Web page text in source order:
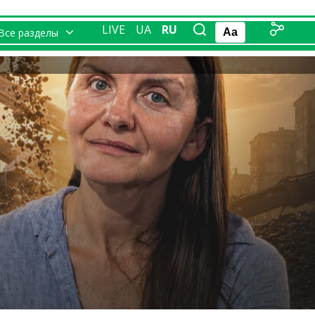
разделы LIVE UA RU Aa